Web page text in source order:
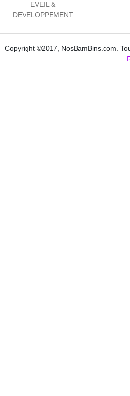
EVEIL &
DEVELOPPEMENT
Copyright ©2017, NosBamBins.com.